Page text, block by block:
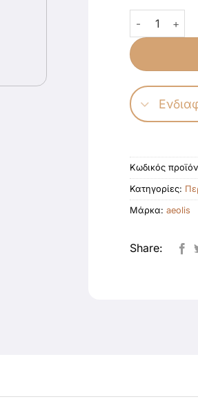
Κρέμα
Κωδικός
Κατηγορίες:
Μάρκα: aeolis
Share: